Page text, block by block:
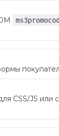
CSS/JS или